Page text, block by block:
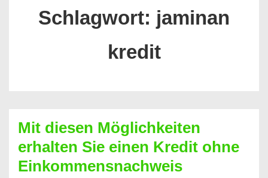
Schlagwort: jaminan
kredit
Mit diesen Möglichkeiten
erhalten Sie einen Kredit ohne
Einkommensnachweis